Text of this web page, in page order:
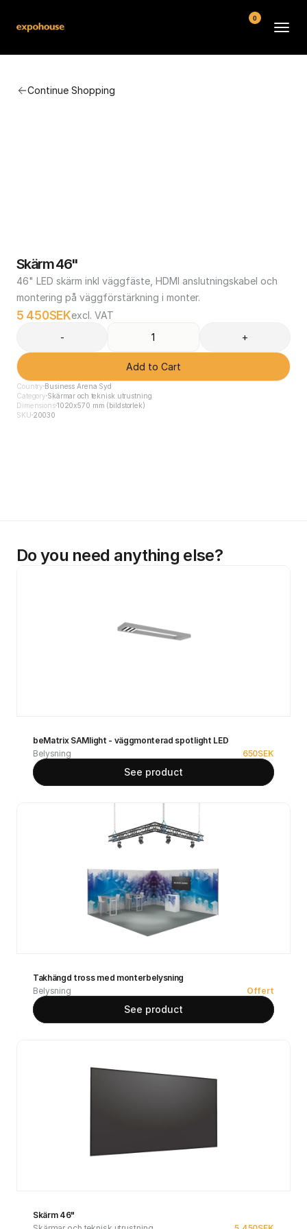
Continue Shopping
Skärm 46"
46" LED skärm inkl väggfäste, HDMI anslutningskabel och
montering på väggförstärkning i monter.
5 450SEKexcl. VAT
-
+
Add to Cart
Country Business Arena Syd
Category Skärmar och teknisk utrustning
Dimensions1020x570 mm (bildstorlek)
SKU 20030
Do you need anything else?
beMatrix SAMlight - väggmonterad spotlight LED
Belysning
650SEK
See product
Takhängd tross med monterbelysning
Belysning
Offert
See product
Skärm 46"
0